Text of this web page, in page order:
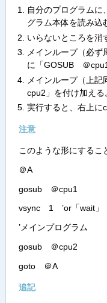
自分のプログラム
グラム本体を読み込
いらないところを消
メインループ（必
に「GOSUB ＠
メインループ（上
cpu2」を付け加える
実行すると、右上に
注意
このような形にするこ
＠A
gosub ＠cpu1
vsync 1 ’or「wait」
’メインプログラム
gosub ＠cpu2
goto ＠A
追記